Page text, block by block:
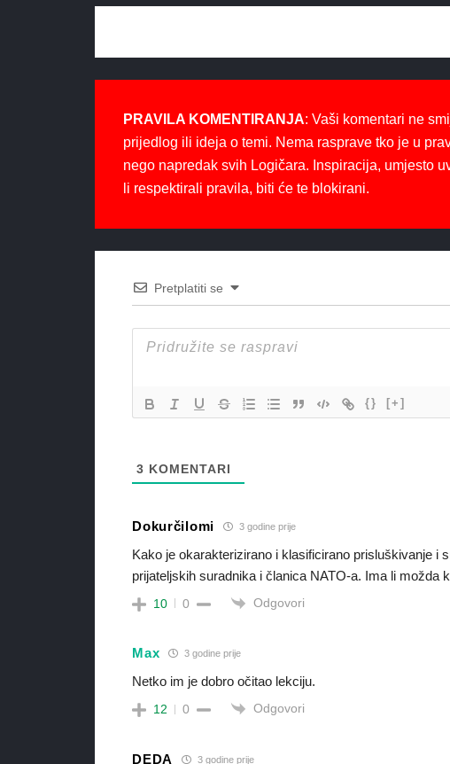
PRAVILA KOMENTIRANJA: Vaši komentari ne
prijedlog ili ideja o temi. Nema rasprave tko je u
nego napredak svih Logičara. Inspiracija, umjesto
li respektirali pravila, biti će te blokirani.
Pretplatiti se
{} [+]
3 KOMENTARI
Dokurčilomi 3 godine prije
Kako je okarakterizirano i klasificirano prisluškivanje i
prijateljskih suradnika i članica NATO-a. Ima li možda
10 0 Odgovori
Max 3 godine prije
Netko im je dobro očitao lekciju.
12 0 Odgovori
DEDA 3 godine prije